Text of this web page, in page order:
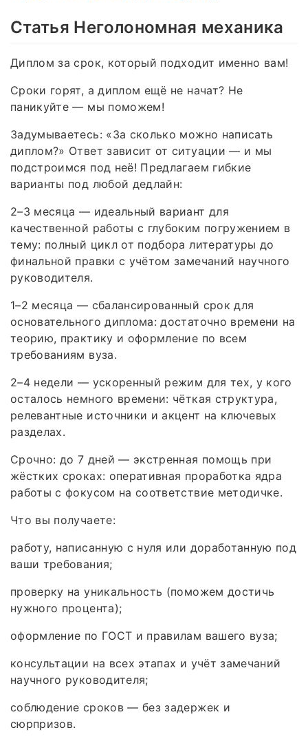
Статья Неголономная механика
Диплом за срок, который подходит именно вам!
Сроки горят, а диплом ещё не начат? Не
паникуйте — мы поможем!
Задумываетесь: «За сколько можно написать
диплом?» Ответ зависит от ситуации — и мы
подстроимся под неё! Предлагаем гибкие
варианты под любой дедлайн:
2–3 месяца — идеальный вариант для
качественной работы с глубоким погружением в
тему: полный цикл от подбора литературы до
финальной правки с учётом замечаний научного
руководителя.
1–2 месяца — сбалансированный срок для
основательного диплома: достаточно времени на
теорию, практику и оформление по всем
требованиям вуза.
2–4 недели — ускоренный режим для тех, у кого
осталось немного времени: чёткая структура,
релевантные источники и акцент на ключевых
разделах.
Срочно: до 7 дней — экстренная помощь при
жёстких сроках: оперативная проработка ядра
работы с фокусом на соответствие методичке.
Что вы получаете:
работу, написанную с нуля или доработанную под
ваши требования;
проверку на уникальность (поможем достичь
нужного процента);
оформление по ГОСТ и правилам вашего вуза;
консультации на всех этапах и учёт замечаний
научного руководителя;
соблюдение сроков — без задержек и
сюрпризов.